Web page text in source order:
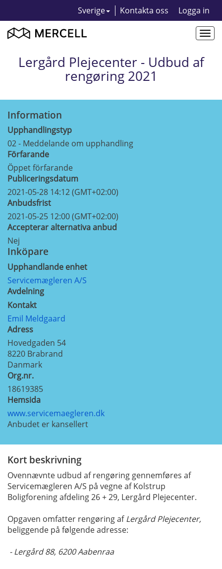
Sverige Kontakta oss Logga in
Lergård Plejecenter - Udbud af
rengøring 2021
Information
Upphandlingstyp
02 - Meddelande om upphandling
Förfarande
Öppet förfarande
Publiceringsdatum
2021-05-28 14:12 (GMT+02:00)
Anbudsfrist
2021-05-25 12:00 (GMT+02:00)
Accepterar alternativa anbud
Nej
Inköpare
Upphandlande enhet
Servicemægleren A/S
Avdelning
Kontakt
Emil Meldgaard
Adress
Hovedgaden 54
8220 Brabrand
Danmark
Org.nr.
18619385
Hemsida
www.servicemaegleren.dk
Anbudet er kansellert
Kort beskrivning
Ovennævnte udbud af rengøring gennemføres af
Servicemægleren A/S på vegne af Kolstrup
Boligforening afdeling 26 + 29, Lergård Plejecenter.
Opgaven omfatter rengøring afLergård Plejecenter,
beliggende på følgende adresse:
- Lergård 88, 6200 Aabenraa